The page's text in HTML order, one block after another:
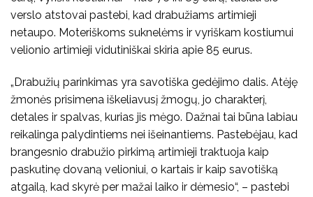
verslo atstovai pastebi, kad drabužiams artimieji
netaupo. Moteriškoms suknelėms ir vyriškam kostiumui
velionio artimieji vidutiniškai skiria apie 85 eurus.
„Drabužių parinkimas yra savotiška gedėjimo dalis. Atėję
žmonės prisimena iškeliavusį žmogų, jo charakterį,
detales ir spalvas, kurias jis mėgo. Dažnai tai būna labiau
reikalinga palydintiems nei išeinantiems. Pastebėjau, kad
brangesnio drabužio pirkimą artimieji traktuoja kaip
paskutinę dovaną velioniui, o kartais ir kaip savotišką
atgailą, kad skyrė per mažai laiko ir dėmesio“, – pastebi